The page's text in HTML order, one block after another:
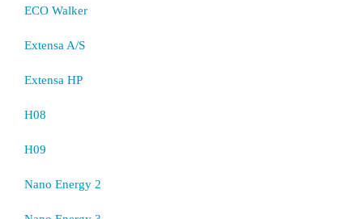
ECO Walker
Extensa A/S
Extensa HP
H08
H09
Nano Energy 2